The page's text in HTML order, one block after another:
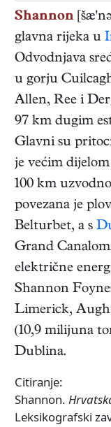
Shannon
glavna rijeka u
Odvodnjava
u gorju
Allen, Ree i
97 km dugim
Glavni su
je većim
100 km
povezana je
Belturbet, a s
Grand
električne
Shannon
Limerick,
(10,9 milijuna
Dublina.
Citiranje:
Shannon.
Leksikografski